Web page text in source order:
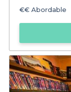
€€ Abordable